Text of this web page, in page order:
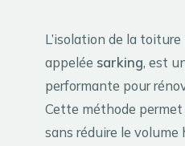
L’isolation de la toiture
appelée sarking, est
performante pour
Cette méthode permet
sans réduire le volume